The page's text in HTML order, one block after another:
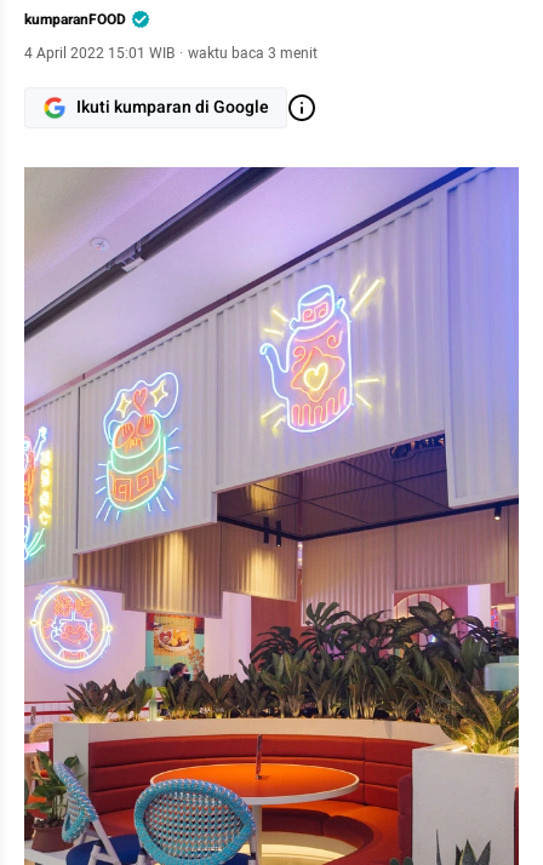
kumparanFOOD
4 April 2022 15:01 WIB · waktu baca 3 menit
Ikuti kumparan di Google